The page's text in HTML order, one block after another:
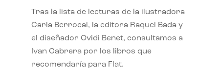
Tras la lista de lecturas de la ilustradora
Carla Berrocal, la editora Raquel Bada y
el diseñador Ovidi Benet, consultamos a
Ivan Cabrera por los libros que
recomendaría para Flat.